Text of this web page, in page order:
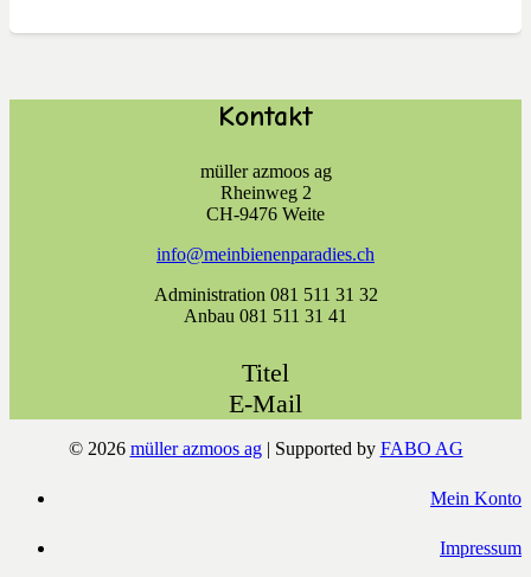
Kontakt
müller azmoos ag
Rheinweg 2
CH-9476 Weite
info@meinbienenparadies.ch
Administration 081 511 31 32
Anbau 081 511 31 41
Titel
E-Mail
© 2026 müller azmoos ag| Supported by FABO AG
Mein Konto
Impressum